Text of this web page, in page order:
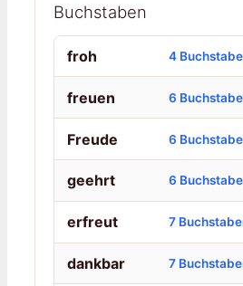
Buchstaben
froh 4
freuen 6
Freude 6
geehrt 6
erfreut 7
dankbar 7